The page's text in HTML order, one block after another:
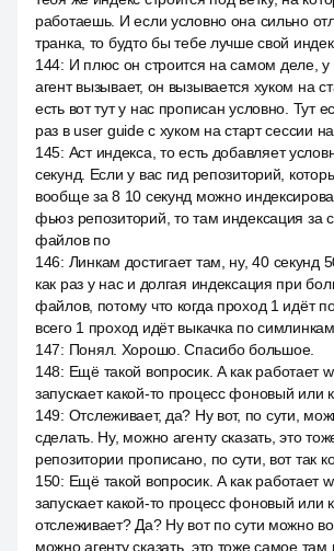
работаешь. И если условно она сильно
транка, то будто бы тебе лучше свой
144: И плюс он строится на самом деле, у
агент вызывает, он вызывается хуком на
есть вот тут у нас прописан условно. Тут
раз в user guide с хуком на старт сессии
145: Аст индекса, то есть добавляет
секунд. Если у вас гид репозиторий,
вообще за 8 10 секунд можно
фьюз репозиторий, то там индексация за
файлов по
146: Линкам достигает там, ну, 40 секунд
как раз у нас и долгая индексация при
файлов, потому что когда проход 1 идёт
всего 1 проход идёт выкачка по
147: Понял. Хорошо. Спасибо большое.
148: Ещё такой вопросик. А как работает
запускает какой-то процесс фоновый или
149: Отслеживает, да? Ну вот, по сути,
сделать. Ну, можно агенту сказать, это
репозитории прописано, по сути, вот так
150: Ещё такой вопросик. А как работает
запускает какой-то процесс фоновый или
отслеживает? Да? Ну вот по сути можно
можно агенту сказать, это тоже самое там